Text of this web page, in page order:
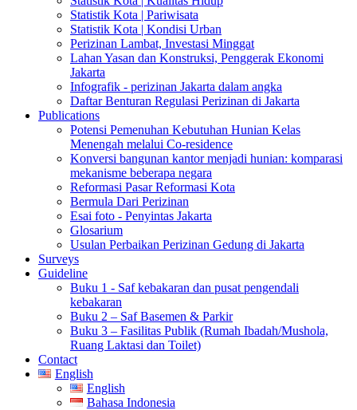
Statistik Kota | Pariwisata
Statistik Kota | Kondisi Urban
Perizinan Lambat, Investasi Minggat
Lahan Yasan dan Konstruksi, Penggerak Ekonomi
Jakarta
Infografik - perizinan Jakarta dalam angka
Daftar Benturan Regulasi Perizinan di Jakarta
Publications
Potensi Pemenuhan Kebutuhan Hunian Kelas
Menengah melalui Co-residence
Konversi bangunan kantor menjadi hunian: komparasi
mekanisme beberapa negara
Reformasi Pasar Reformasi Kota
Bermula Dari Perizinan
Esai foto - Penyintas Jakarta
Glosarium
Usulan Perbaikan Perizinan Gedung di Jakarta
Surveys
Guideline
Buku 1 - Saf kebakaran dan pusat pengendali
kebakaran
Buku 2 – Saf Basemen & Parkir
Buku 3 – Fasilitas Publik (Rumah Ibadah/Mushola,
Ruang Laktasi dan Toilet)
Contact
English
English
Bahasa Indonesia